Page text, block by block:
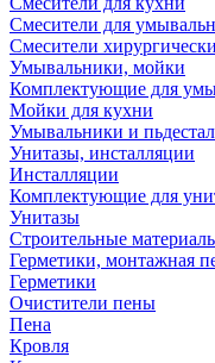
Смесители для
Смесители
Умывальники, мойки
Комплектующие для
Мойки для кухни
Умывальники и
Унитазы, инсталляции
Инсталляции
Комплектующие для
Унитазы
Строительные
Герметики, монтажная
Герметики
Очистители пены
Пена
Кровля